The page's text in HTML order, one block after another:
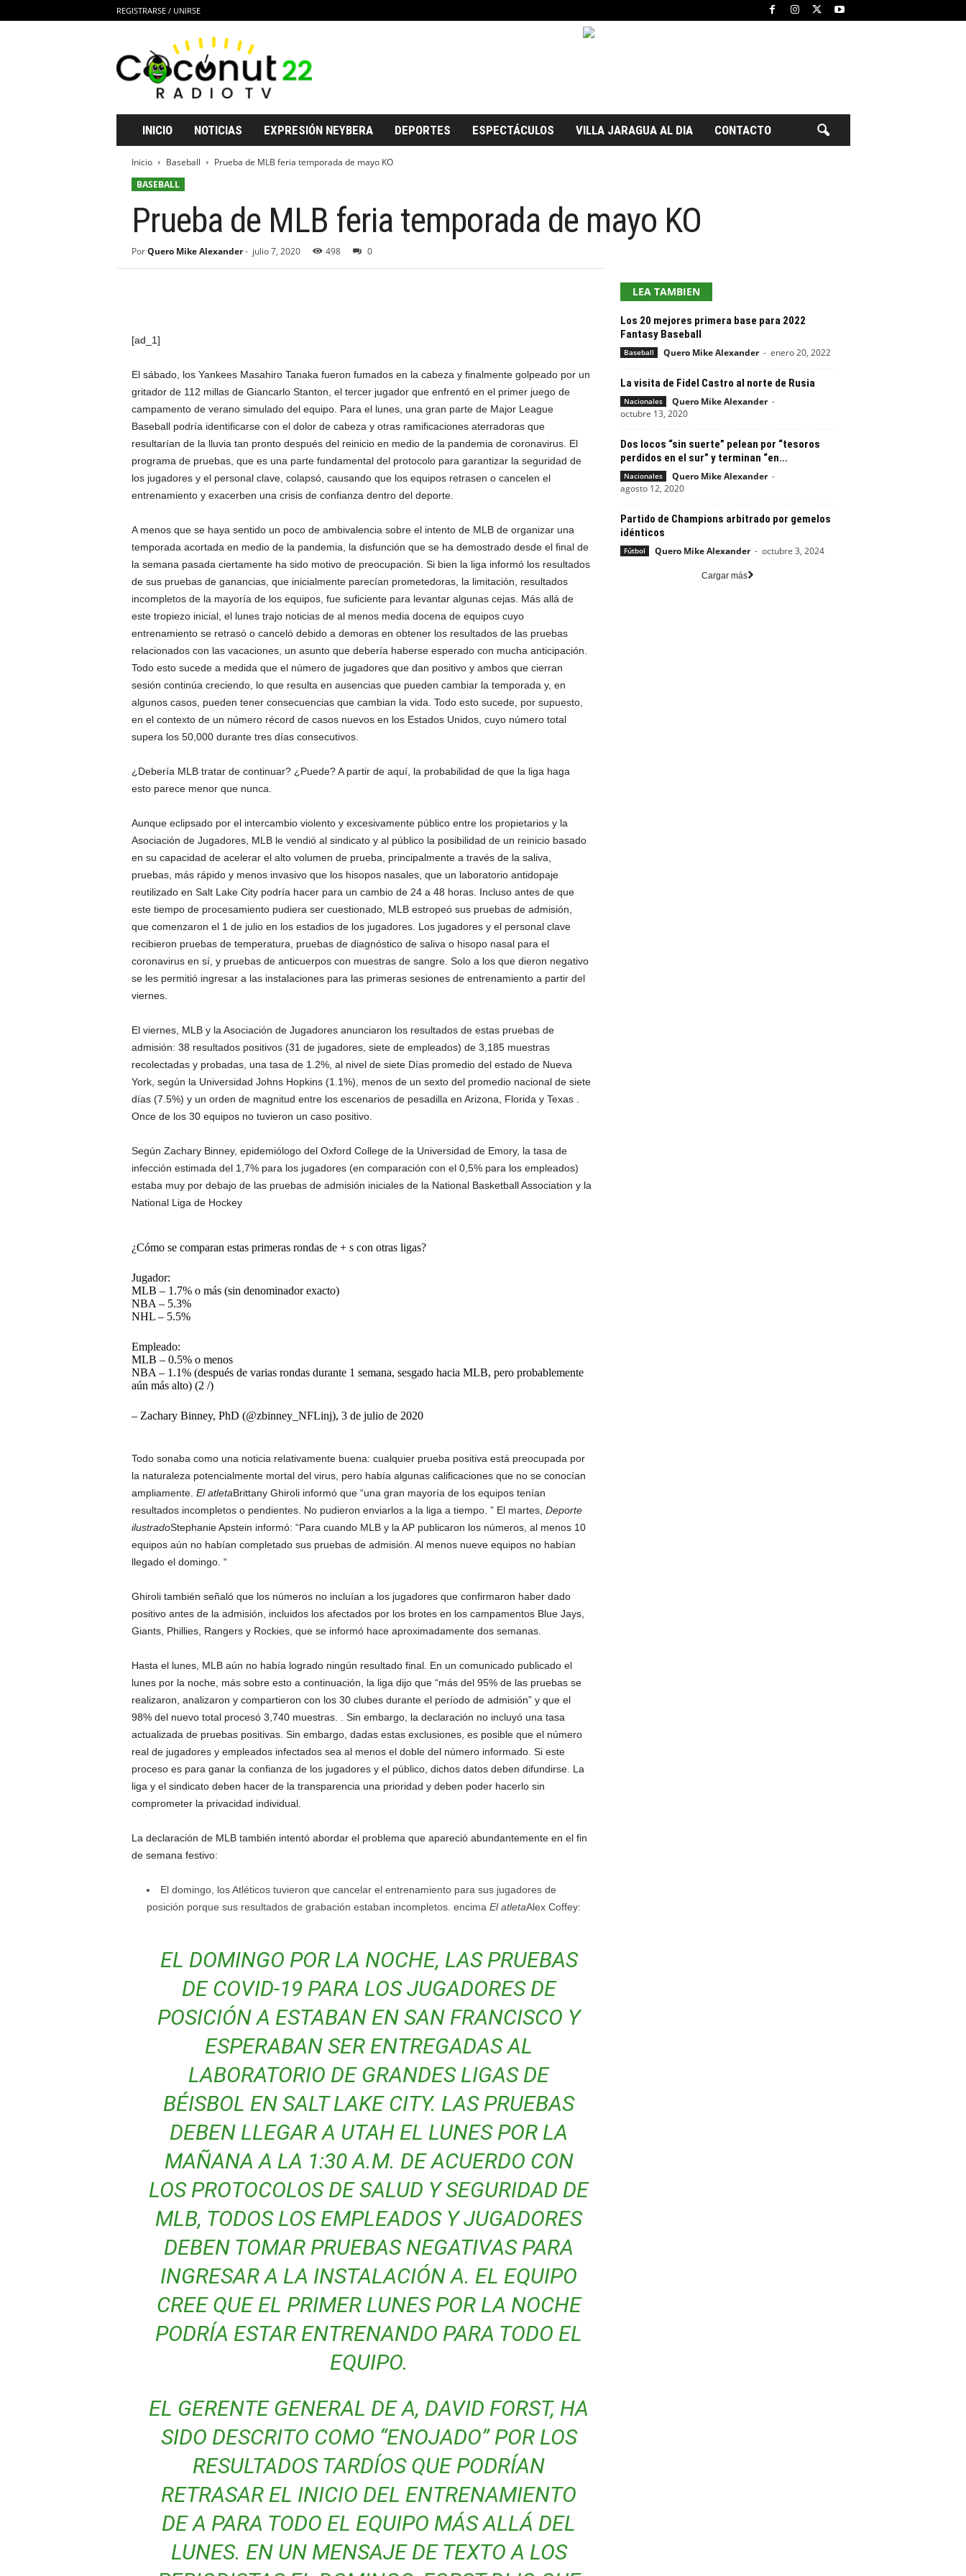
REGISTRARSE / UNIRSE
c
o
INICIO NOTICIAS EXPRESIÓN NEYBERA DEPORTES ESPECTÁCULOS VILLA JARAGUA AL DIA CONTACTO
Inicio Baseball
Prueba de MLB feria temporada de mayo KO
BASEBALL
Prueba de MLB feria temporada de mayo KO
Por Quero Mike Alexander- julio 7, 2020 498 0
[ad_1]
El sábado, los Yankees Masahiro Tanaka fueron fumados en la cabeza y finalmente golpeado por un
gritador de 112 millas de Giancarlo Stanton, el tercer jugador que enfrentó en el primer juego de
campamento de verano simulado del equipo. Para el lunes, una gran parte de Major League
Baseball podría identificarse con el dolor de cabeza y otras ramificaciones aterradoras que
resultarían de la lluvia tan pronto después del reinicio en medio de la pandemia de coronavirus. El
programa de pruebas, que es una parte fundamental del protocolo para garantizar la seguridad de
los jugadores y el personal clave, colapsó, causando que los equipos retrasen o cancelen el
entrenamiento y exacerben una crisis de confianza dentro del deporte.
A menos que se haya sentido un poco de ambivalencia sobre el intento de MLB de organizar una
temporada acortada en medio de la pandemia, la disfunción que se ha demostrado desde el final de
la semana pasada ciertamente ha sido motivo de preocupación. Si bien la liga informó los resultados
de sus pruebas de ganancias, que inicialmente parecían prometedoras, la limitación, resultados
incompletos de la mayoría de los equipos, fue suficiente para levantar algunas cejas. Más allá de
este tropiezo inicial, el lunes trajo noticias de al menos media docena de equipos cuyo
entrenamiento se retrasó o canceló debido a demoras en obtener los resultados de las pruebas
relacionados con las vacaciones, un asunto que debería haberse esperado con mucha anticipación.
Todo esto sucede a medida que el número de jugadores que dan positivo y ambos que cierran
sesión continúa creciendo, lo que resulta en ausencias que pueden cambiar la temporada y, en
algunos casos, pueden tener consecuencias que cambian la vida. Todo esto sucede, por supuesto,
en el contexto de un número récord de casos nuevos en los Estados Unidos, cuyo número total
supera los 50,000 durante tres días consecutivos.
¿Debería MLB tratar de continuar? ¿Puede? A partir de aquí, la probabilidad de que la liga haga
esto parece menor que nunca.
Aunque eclipsado por el intercambio violento y excesivamente público entre los propietarios y la
Asociación de Jugadores, MLB le vendió al sindicato y al público la posibilidad de un reinicio basado
en su capacidad de acelerar el alto volumen de prueba, principalmente a través de la saliva,
pruebas, más rápido y menos invasivo que los hisopos nasales, que un laboratorio antidopaje
reutilizado en Salt Lake City podría hacer para un cambio de 24 a 48 horas. Incluso antes de que
este tiempo de procesamiento pudiera ser cuestionado, MLB estropeó sus pruebas de admisión,
que comenzaron el 1 de julio en los estadios de los jugadores. Los jugadores y el personal clave
recibieron pruebas de temperatura, pruebas de diagnóstico de saliva o hisopo nasal para el
coronavirus en sí, y pruebas de anticuerpos con muestras de sangre. Solo a los que dieron negativo
se les permitió ingresar a las instalaciones para las primeras sesiones de entrenamiento a partir del
viernes.
El viernes, MLB y la Asociación de Jugadores anunciaron los resultados de estas pruebas de
admisión: 38 resultados positivos (31 de jugadores, siete de empleados) de 3,185 muestras
recolectadas y probadas, una tasa de 1.2%, al nivel de siete Días promedio del estado de Nueva
York, según la Universidad Johns Hopkins (1.1%), menos de un sexto del promedio nacional de siete
días (7.5%) y un orden de magnitud entre los escenarios de pesadilla en Arizona, Florida y Texas .
Once de los 30 equipos no tuvieron un caso positivo.
Según Zachary Binney, epidemiólogo del Oxford College de la Universidad de Emory, la tasa de
infección estimada del 1,7% para los jugadores (en comparación con el 0,5% para los empleados)
estaba muy por debajo de las pruebas de admisión iniciales de la National Basketball Association y la
National Liga de Hockey
¿Cómo se comparan estas primeras rondas de + s con otras ligas?
Jugador:
MLB – 1.7% o más (sin denominador exacto)
NBA – 5.3%
NHL – 5.5%
Empleado:
MLB – 0.5% o menos
NBA – 1.1% (después de varias rondas durante 1 semana, sesgado hacia MLB, pero probablemente
aún más alto) (2 /)
– Zachary Binney, PhD (@zbinney_NFLinj), 3 de julio de 2020
Todo sonaba como una noticia relativamente buena: cualquier prueba positiva está preocupada por
la naturaleza potencialmente mortal del virus, pero había algunas calificaciones que no se conocían
ampliamente. El atletaBrittany Ghiroli informó que “una gran mayoría de los equipos tenían
resultados incompletos o pendientes. No pudieron enviarlos a la liga a tiempo. ” El martes, Deporte
ilustradoStephanie Apstein informó: “Para cuando MLB y la AP publicaron los números, al menos 10
equipos aún no habían completado sus pruebas de admisión. Al menos nueve equipos no habían
llegado el domingo. “
Ghiroli también señaló que los números no incluían a los jugadores que confirmaron haber dado
positivo antes de la admisión, incluidos los afectados por los brotes en los campamentos Blue Jays,
Giants, Phillies, Rangers y Rockies, que se informó hace aproximadamente dos semanas.
Hasta el lunes, MLB aún no había logrado ningún resultado final. En un comunicado publicado el
lunes por la noche, más sobre esto a continuación, la liga dijo que “más del 95% de las pruebas se
realizaron, analizaron y compartieron con los 30 clubes durante el período de admisión” y que el
98% del nuevo total procesó 3,740 muestras. . Sin embargo, la declaración no incluyó una tasa
actualizada de pruebas positivas. Sin embargo, dadas estas exclusiones, es posible que el número
real de jugadores y empleados infectados sea al menos el doble del número informado. Si este
proceso es para ganar la confianza de los jugadores y el público, dichos datos deben difundirse. La
liga y el sindicato deben hacer de la transparencia una prioridad y deben poder hacerlo sin
comprometer la privacidad individual.
La declaración de MLB también intentó abordar el problema que apareció abundantemente en el fin
de semana festivo:
El domingo, los Atléticos tuvieron que cancelar el entrenamiento para sus jugadores de
posición porque sus resultados de grabación estaban incompletos. encima El atletaAlex Coffey:
EL DOMINGO POR LA NOCHE, LAS PRUEBAS
DE COVID-19 PARA LOS JUGADORES DE
POSICIÓN A ESTABAN EN SAN FRANCISCO Y
ESPERABAN SER ENTREGADAS AL
LABORATORIO DE GRANDES LIGAS DE
BÉISBOL EN SALT LAKE CITY. LAS PRUEBAS
DEBEN LLEGAR A UTAH EL LUNES POR LA
MAÑANA A LA 1:30 A.M. DE ACUERDO CON
LOS PROTOCOLOS DE SALUD Y SEGURIDAD DE
MLB, TODOS LOS EMPLEADOS Y JUGADORES
DEBEN TOMAR PRUEBAS NEGATIVAS PARA
INGRESAR A LA INSTALACIÓN A. EL EQUIPO
CREE QUE EL PRIMER LUNES POR LA NOCHE
PODRÍA ESTAR ENTRENANDO PARA TODO EL
EQUIPO.
EL GERENTE GENERAL DE A, DAVID FORST, HA
SIDO DESCRITO COMO “ENOJADO” POR LOS
RESULTADOS TARDÍOS QUE PODRÍAN
RETRASAR EL INICIO DEL ENTRENAMIENTO
DE A PARA TODO EL EQUIPO MÁS ALLÁ DEL
LUNES. EN UN MENSAJE DE TEXTO A LOS
LEA TAMBIEN
Los 20 mejores primera base para 2022
Fantasy Baseball
Baseball Quero Mike Alexander - enero 20, 2022
La visita de Fidel Castro al norte de Rusia
Nacionales Quero Mike Alexander -
octubre 13, 2020
Dos locos “sin suerte” pelean por “tesoros
perdidos en el sur” y terminan “en...
Nacionales Quero Mike Alexander -
agosto 12, 2020
Partido de Champions arbitrado por gemelos
idénticos
Fútbol Quero Mike Alexander - octubre 3, 2024
Cargar más